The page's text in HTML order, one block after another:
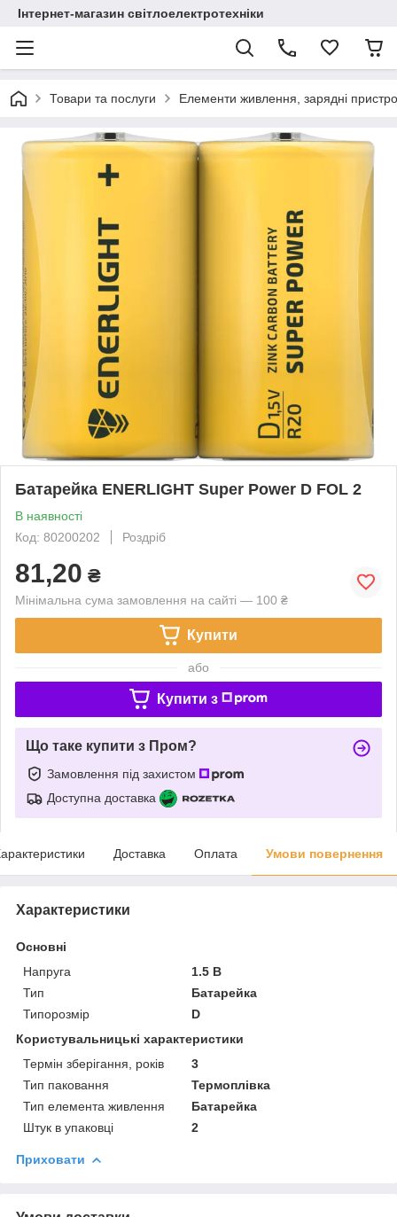
Інтернет-магазин світлоелектротехніки
Товари та послуги Елементи живлення, зарядні
Батарейка ENERLIGHT Super Power D FOL 2
В наявності
Код: 80200202
Роздріб
81,20 ₴
Мінімальна сума замовлення на сайті — 100 ₴
Купити
або
Купити з
Що таке купити з Пром?
Замовлення під захистом
Доступна доставка
Доставка Оплата Умови повернення
Характеристики
Основні
Напруга
1.5 В
Тип
Батарейка
Типорозмір
D
Користувальницькі характеристики
Термін зберігання, років
3
Тип паковання
Термоплівка
Тип елемента живлення
Батарейка
Штук в упаковці
2
Приховати